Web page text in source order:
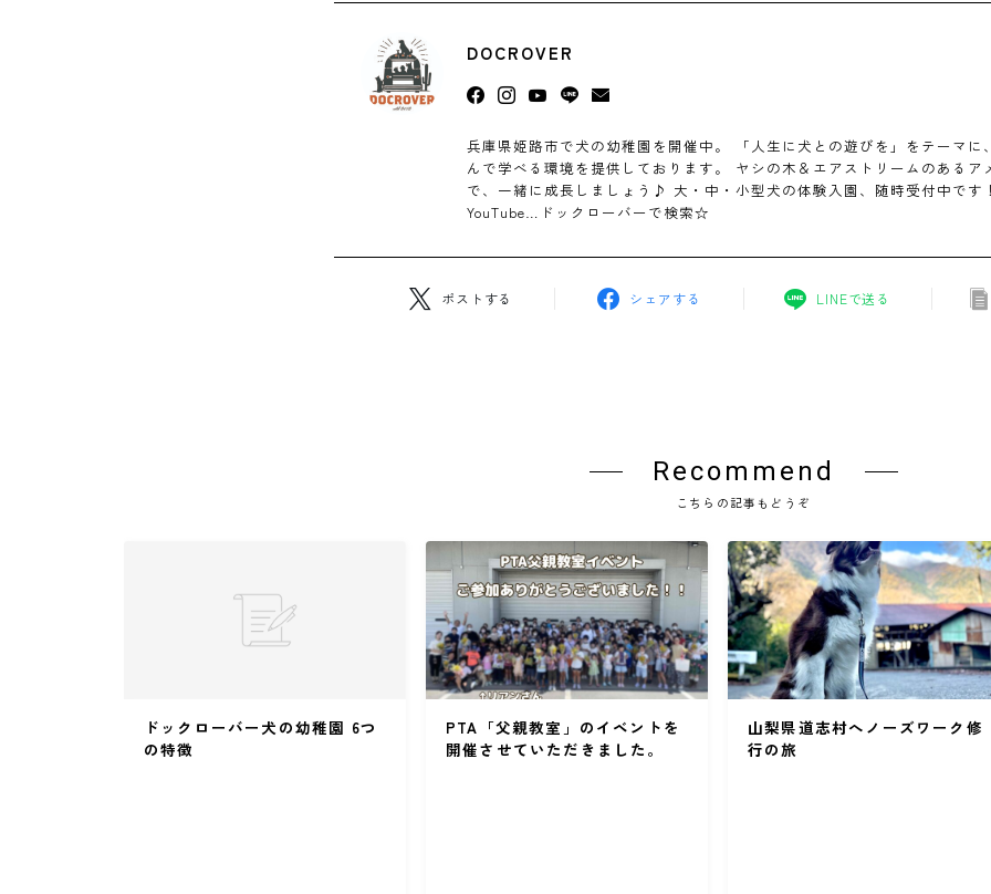
DOCROVER
兵庫県姫路市で犬の幼稚園を開催中。 「人生に犬との遊びを」をテーマに
んで学べる環境を提供しております。 ヤシの木＆エアストリームのあるア
で、一緒に成長しましょう♪ 大・中・小型犬の体験入園、随時受付中です
YouTube…ドックローバーで検索☆
ポストする シェアする LINEで送る
Recommend
こちらの記事もどうぞ
ドックローバー犬の幼稚園 6つ
の特徴
PTA「父親教室」のイベントを
開催させていただきました。
山梨県道志村へノーズワーク修
行の旅